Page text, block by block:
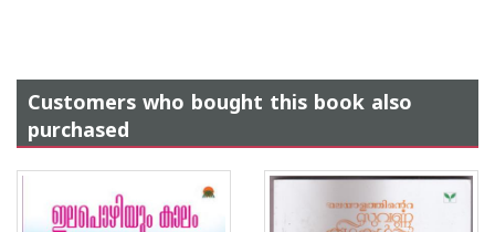
Customers who bought this book also
purchased